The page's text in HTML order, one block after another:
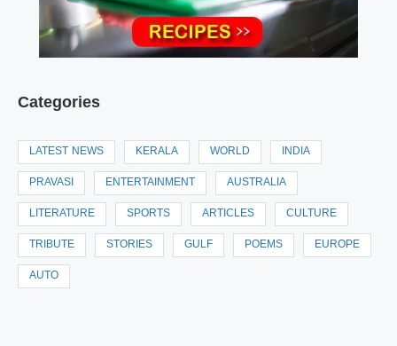
Categories
LATEST NEWS KERALA WORLD INDIA
PRAVASI ENTERTAINMENT AUSTRALIA
LITERATURE SPORTS ARTICLES CULTURE
TRIBUTE STORIES GULF POEMS EUROPE
AUTO